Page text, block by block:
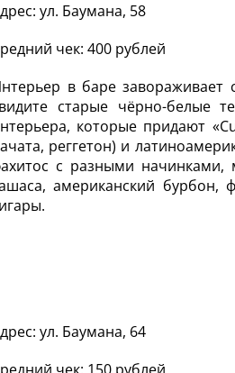
ул. Баумана, 58
чек: 400 рублей
в баре завораживает
старые чёрно-белые
которые придают
реггетон) и
с разными начинками,
американский бурбон,
ул. Баумана, 64